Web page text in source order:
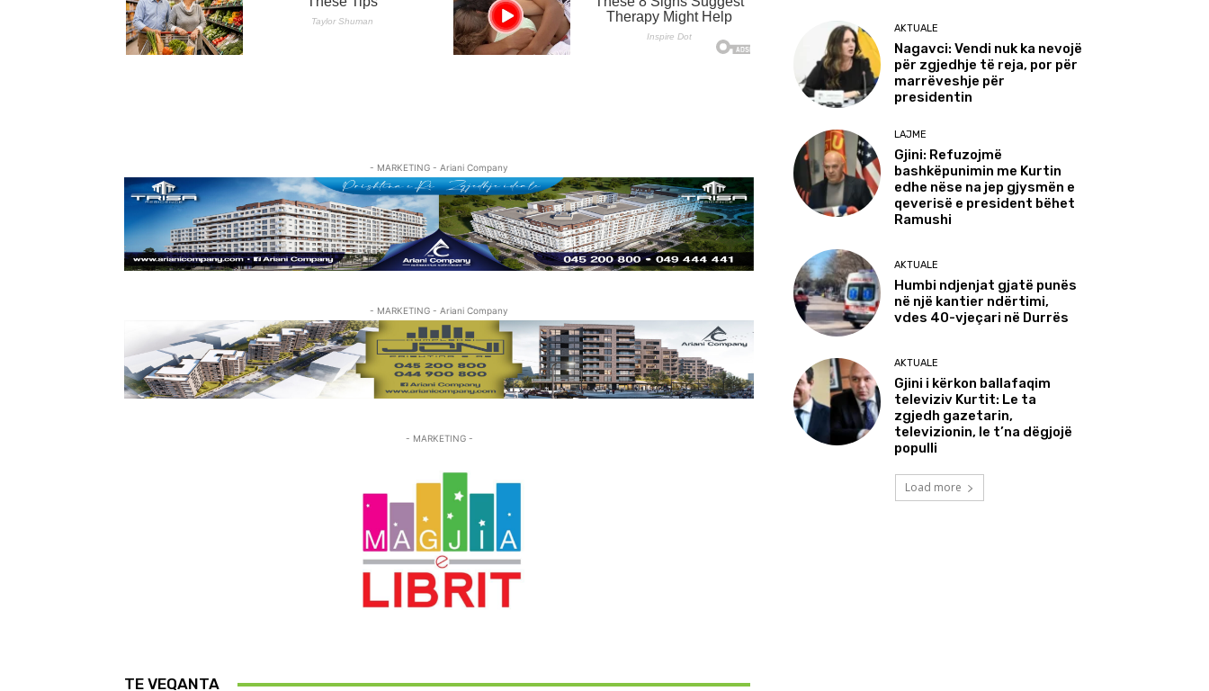
- MARKETING - Ariani Company
- MARKETING - Ariani Company
- MARKETING -
TE VEQANTA
AKTUALE
Nagavci: Vendi nuk ka nevojë
për zgjedhje të reja, por për
marrëveshje për
presidentin
LAJME
Gjini: Refuzojmë
bashkëpunimin me Kurtin
edhe nëse na jep gjysmën e
qeverisë e president bëhet
Ramushi
AKTUALE
Humbi ndjenjat gjatë punës
në një kantier ndërtimi,
vdes 40-vjeçari në Durrës
AKTUALE
Gjini i kërkon ballafaqim
televiziv Kurtit: Le ta
zgjedh gazetarin,
televizionin, le t’na dëgjojë
populli
Load more